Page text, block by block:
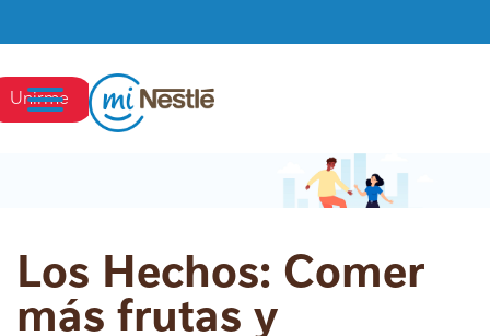
Unirme
Los Hechos: Comer
más frutas y